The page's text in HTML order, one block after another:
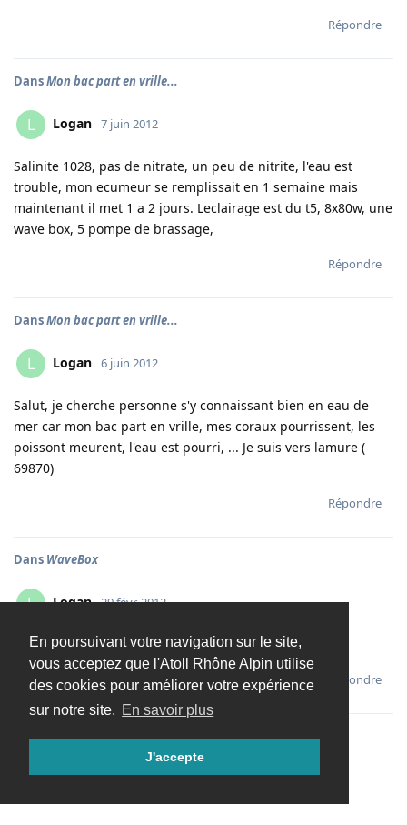
En poursuivant votre navigation sur le site,
vous acceptez que l'Atoll Rhône Alpin utilise
des cookies pour améliorer votre expérience
sur notre site. En savoir plus
J'accepte
Répondre
DansMon bac part en vrille...
L Logan 7 juin 2012
Salinite 1028, pas de nitrate, un peu de nitrite, l'eau est
trouble, mon ecumeur se remplissait en 1 semaine mais
maintenant il met 1 a 2 jours. Leclairage est du t5, 8x80w, une
wave box, 5 pompe de brassage,
Répondre
DansMon bac part en vrille...
L Logan 6 juin 2012
Salut, je cherche personne s'y connaissant bien en eau de
mer car mon bac part en vrille, mes coraux pourrissent, les
poissont meurent, l'eau est pourri, ... Je suis vers lamure (
69870)
Répondre
Dans WaveBox
L Logan 29 févr. 2012
oki
Répondre